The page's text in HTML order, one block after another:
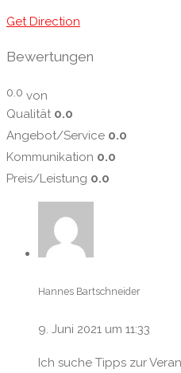
Get Direction
0.0
Qualität 0.0
Angebot/Service 0.0
Kommunikation 0.0
Preis/Leistung 0.0
Hannes Bartschneider
9. Juni 2021 um 11:33
Ich suche Tipps zur